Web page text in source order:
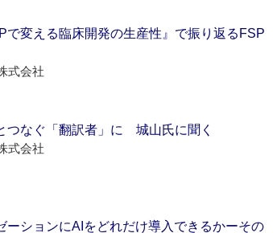
で変える臨床開発の生産性』で振り返るFSP
式会社
つなぐ「翻訳者」に 城山氏に聞く
式会社
ーションにAIをどれだけ導入できるかーその